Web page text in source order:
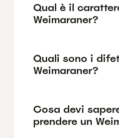
Qual è il
Weimaraner?
Quali sono i
Weimaraner?
Cosa devi
prendere un